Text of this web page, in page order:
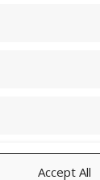
Accept All